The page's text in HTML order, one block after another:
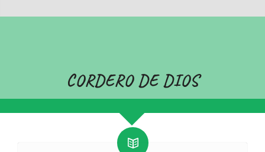
CORDERO DE DIOS